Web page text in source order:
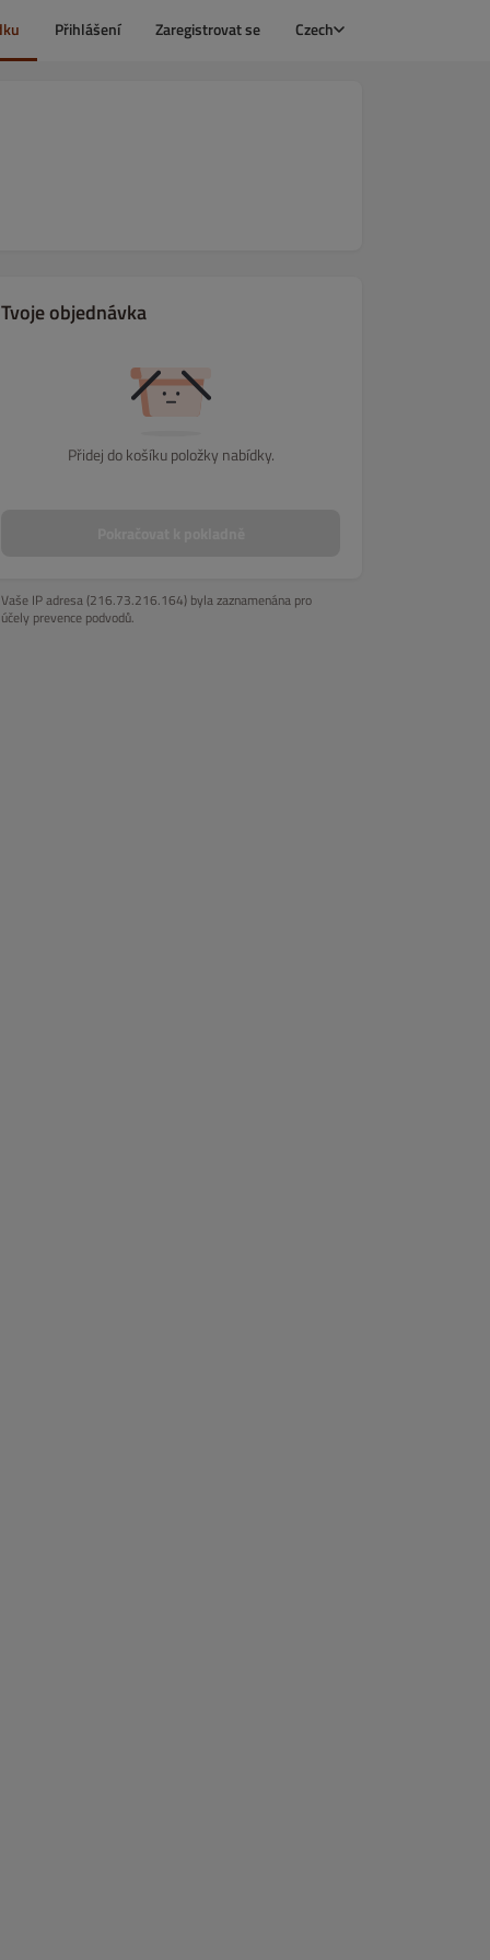
Přihlášení Zaregistrovat se Czech
Tvoje objednávka
Přidej do košíku položky nabídky.
Vaše IP adresa (216.73.216.164) byla zaznamenána pro
účely prevence podvodů.